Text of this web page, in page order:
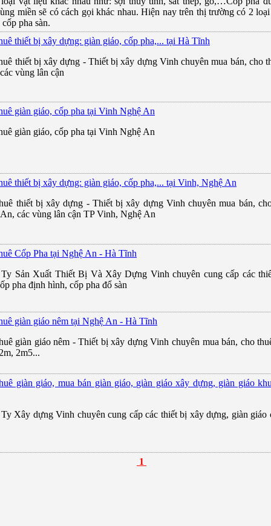
miền sẽ có cách gọi khác nhau. Hiện nay trên thị trường có 2
pha sàn.
thiết bị xây dựng: giàn giáo, cốp pha,... tại Hà Tĩnh
thiết bị xây dựng - Thiết bị xây dựng Vinh chuyên mua bán, cho
vùng lân cận
giàn giáo, cốp pha tại Vinh Nghệ An
giàn giáo, cốp pha tại Vinh Nghệ An
thiết bị xây dựng: giàn giáo, cốp pha,... tại Vinh, Nghệ An
thiết bị xây dựng - Thiết bị xây dựng Vinh chuyên mua bán,
các vùng lân cận TP Vinh, Nghệ An
Cốp Pha tại Nghệ An - Hà Tĩnh
Sản Xuất Thiết Bị Và Xây Dựng Vinh chuyên cung cấp các
pha định hình, cốp pha đổ sàn
giàn giáo nêm tại Nghệ An - Hà Tĩnh
giàn giáo nêm - Thiết bị xây dựng Vinh chuyên mua bán, cho
2m5...
giàn giáo, mua bán giàn giáo, giàn giáo xây dựng, giàn giáo
Xây dựng Vinh chuyên cung cấp các thiết bị xây dựng, giàn giáo
1